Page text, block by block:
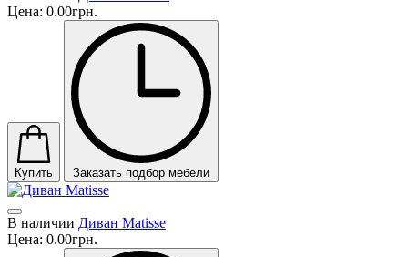
Цена: 0.00грн.
Купить Заказать подбор мебели
В наличии Диван Matisse
Цена: 0.00грн.